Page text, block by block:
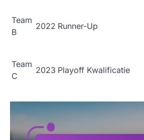
Team
B
2022 Runner-Up
Team
C
2023 Playoff Kwalificatie